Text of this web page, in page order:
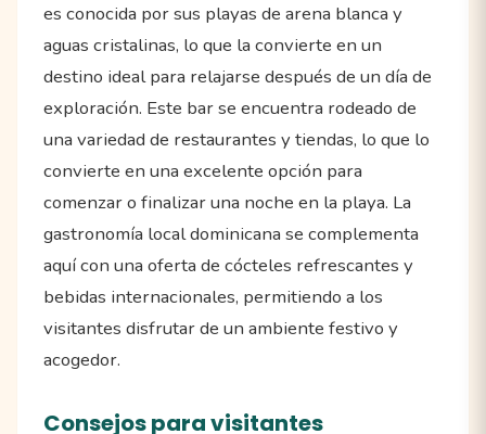
es conocida por sus playas de arena blanca y
aguas cristalinas, lo que la convierte en un
destino ideal para relajarse después de un día de
exploración. Este bar se encuentra rodeado de
una variedad de restaurantes y tiendas, lo que lo
convierte en una excelente opción para
comenzar o finalizar una noche en la playa. La
gastronomía local dominicana se complementa
aquí con una oferta de cócteles refrescantes y
bebidas internacionales, permitiendo a los
visitantes disfrutar de un ambiente festivo y
acogedor.
Consejos para visitantes